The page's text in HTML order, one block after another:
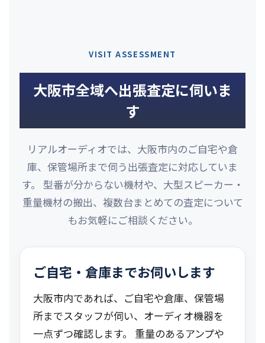
VISIT ASSESSMENT
大阪市全域へ出張査定に伺いま
す
リアルオーディオでは、大阪市内のご自宅や倉
庫、保管場所まで伺う出張査定に対応していま
す。 型番が分からない機材や、大型スピーカー・
重量機材の搬出、複数台まとめての査定について
もお気軽にご相談ください。
ご自宅・倉庫までお伺いします
大阪市内であれば、ご自宅や倉庫、保管場
所までスタッフが伺い、オーディオ機器を
一点ずつ確認します。 重量のあるアンプや